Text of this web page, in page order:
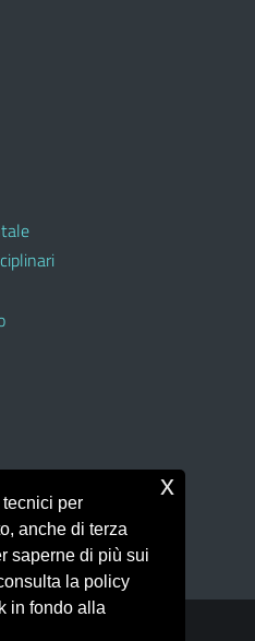
per
anche di terza
saperne di più sui
la policy
in fondo alla
x